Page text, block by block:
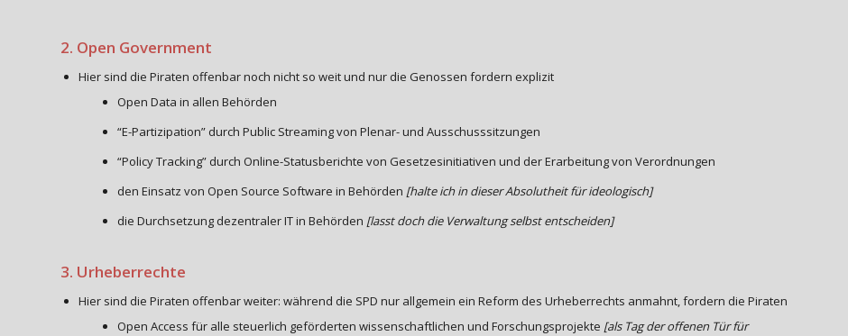
2. Open Government
Hier sind die Piraten offenbar noch nicht so weit und nur die Genossen fordern explizit
Open Data in allen Behörden
“E-Partizipation” durch Public Streaming von Plenar- und Ausschusssitzungen
“Policy Tracking” durch Online-Statusberichte von Gesetzesinitiativen und der Erarbeitung von Verordnungen
den Einsatz von Open Source Software in Behörden [halte ich in dieser Absolutheit für ideologisch]
die Durchsetzung dezentraler IT in Behörden [lasst doch die Verwaltung selbst entscheiden]
3. Urheberrechte
Hier sind die Piraten offenbar weiter: während die SPD nur allgemein ein Reform des Urheberrechts anmahnt, fordern die Piraten
Open Access für alle steuerlich geförderten wissenschaftlichen und Forschungsprojekte [als Tag der offenen Tür für